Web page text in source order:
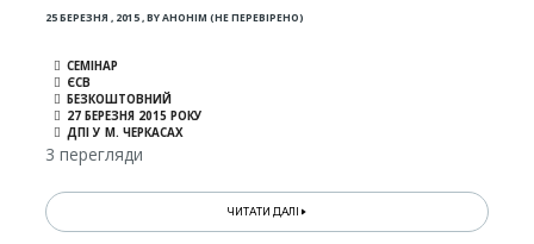
25 БЕРЕЗНЯ , 2015,BYАНОНІМ (НЕ ПЕРЕВІРЕНО)
СЕМІНАР
ЄСВ
БЕЗКОШТОВНИЙ
27 БЕРЕЗНЯ 2015 РОКУ
ДПІ У М. ЧЕРКАСАХ
3 перегляди
ЧИТАТИ ДАЛІ